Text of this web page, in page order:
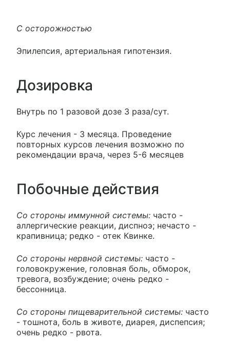
С осторожностью
Эпилепсия, артериальная гипотензия.
Дозировка
Внутрь по 1 разовой дозе 3 раза/сут.
Курс лечения - 3 месяца. Проведение
повторных курсов лечения возможно по
рекомендации врача, через 5-6 месяцев
Побочные действия
Со стороны иммунной системы: часто -
аллергические реакции, диспноэ; нечасто -
крапивница; редко - отек Квинке.
Со стороны нервной системы: часто -
головокружение, головная боль, обморок,
тревога, возбуждение; очень редко -
бессонница.
Со стороны пищеварительной системы: часто
- тошнота, боль в животе, диарея, диспепсия;
очень редко - рвота.